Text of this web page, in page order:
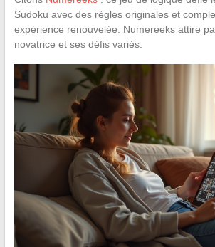
Sudoku avec des règles originales et
expérience renouvelée. Numereeks attire
novatrice et ses défis variés.